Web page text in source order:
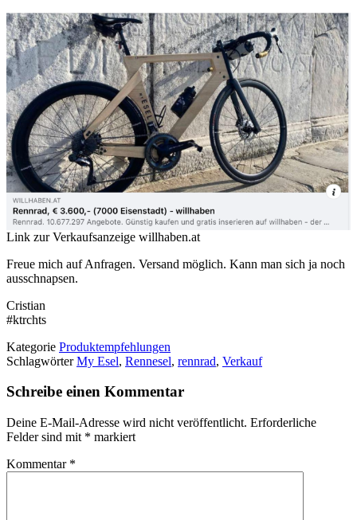
Link zur Verkaufsanzeige willhaben.at
Freue mich auf Anfragen. Versand möglich. Kann man sich ja noch
ausschnapsen.
Cristian
#ktrchts
Kategorie Produktempfehlungen
SchlagwörterMy Esel, Rennesel, rennrad, Verkauf
Schreibe einen Kommentar
Deine E-Mail-Adresse wird nicht veröffentlicht. Erforderliche
Felder sind mit * markiert
Kommentar *